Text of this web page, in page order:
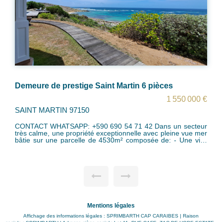
Demeure de prestige Saint Martin 6 pièces
1 550 000 €
SAINT MARTIN 97150
CONTACT WHATSAPP: +590 690 54 71 42 Dans un secteur
très calme, une propriété exceptionnelle avec pleine vue mer
bâtie sur une parcelle de 4530m² composée de: - Une villa
Une piscine - Une citerne de 25m3 - Un garage une place -
motorisé pour la terrasse arrière La propriété a été construite
en 2006 et rénovée en 2018 Il reste environ 1500m² de
terrain libre à construire avec un COS de 0.15. Pas de
Mentions légales
Affichage des informations légales : SPRIMBARTH CAP CARAIBES | Raison